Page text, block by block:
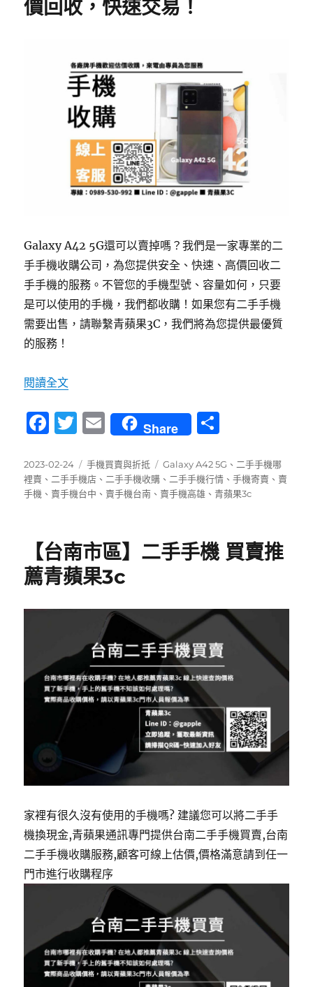
價回收，快速交易！
Galaxy A42 5G還可以賣掉嗎？我們是一家專業的二
手手機收購公司，為您提供安全、快速、高價回收二
手手機的服務。不管您的手機型號、容量如何，只要
是可以使用的手機，我們都收購！如果您有二手手機
需要出售，請聯繫青蘋果3C，我們將為您提供最優質
的服務！
閱讀全文〈如何將二手手機收購？說明Galaxy A42 5G檢
F
c
e
o
o
k
T
it
te
E
m
ai
l
Share
發
佈
日
2023-02-24
分
類
手機買賣與折抵
標
籤
Galaxy A42 5G 、 二手手機哪
裡賣 、 二手手機店 、 二手手機收購 、 二手手機行情 、手機寄賣 、 賣
手機 、 賣手機台中 、 賣手機台南 、 賣手機高雄 、青蘋果3c
【台南市區】二手手機 買賣推
薦青蘋果3c
家裡有很久沒有使用的手機嗎? 建議您可以將二手手
機換現金,青蘋果通訊專門提供台南二手手機買賣,台南
二手手機收購服務,顧客可線上估價,價格滿意請到任一
門市進行收購程序